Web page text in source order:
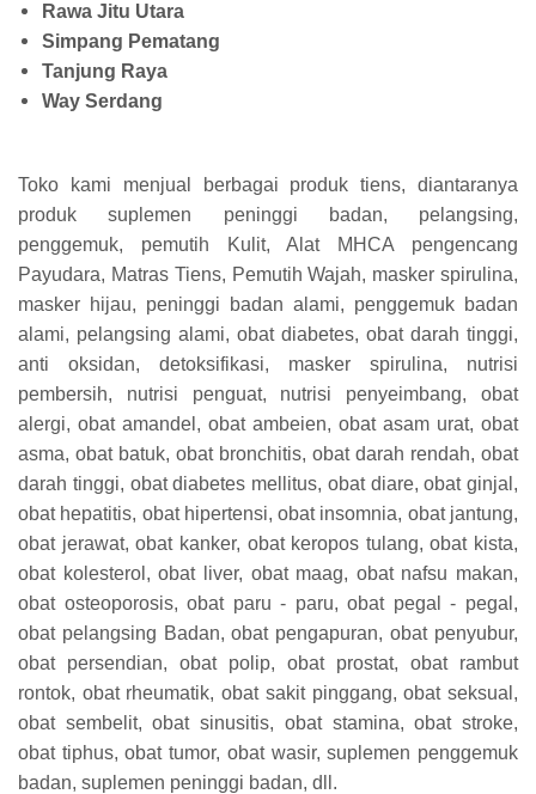
Rawa Jitu Utara
Simpang Pematang
Tanjung Raya
Way Serdang
Toko kami menjual berbagai produk tiens, diantaranya
produk suplemen peninggi badan, pelangsing,
penggemuk, pemutih Kulit, Alat MHCA pengencang
Payudara, Matras Tiens, Pemutih Wajah, masker spirulina,
masker hijau, peninggi badan alami, penggemuk badan
alami, pelangsing alami, obat diabetes, obat darah tinggi,
anti oksidan, detoksifikasi, masker spirulina, nutrisi
pembersih, nutrisi penguat, nutrisi penyeimbang, obat
alergi, obat amandel, obat ambeien, obat asam urat, obat
asma, obat batuk, obat bronchitis, obat darah rendah, obat
darah tinggi, obat diabetes mellitus, obat diare, obat ginjal,
obat hepatitis, obat hipertensi, obat insomnia, obat jantung,
obat jerawat, obat kanker, obat keropos tulang, obat kista,
obat kolesterol, obat liver, obat maag, obat nafsu makan,
obat osteoporosis, obat paru - paru, obat pegal - pegal,
obat pelangsing Badan, obat pengapuran, obat penyubur,
obat persendian, obat polip, obat prostat, obat rambut
rontok, obat rheumatik, obat sakit pinggang, obat seksual,
obat sembelit, obat sinusitis, obat stamina, obat stroke,
obat tiphus, obat tumor, obat wasir, suplemen penggemuk
badan, suplemen peninggi badan, dll.